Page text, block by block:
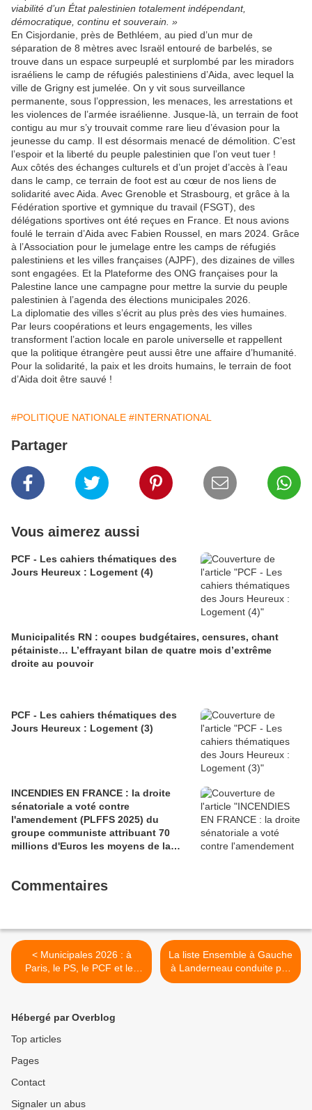
viabilité d’un État palestinien totalement indépendant,
démocratique, continu et souverain. »
En Cisjordanie, près de Bethléem, au pied d’un mur de
séparation de 8 mètres avec Israël entouré de barbelés, se
trouve dans un espace surpeuplé et surplombé par les miradors
israéliens le camp de réfugiés palestiniens d’Aida, avec lequel la
ville de Grigny est jumelée. On y vit sous surveillance
permanente, sous l’oppression, les menaces, les arrestations et
les violences de l’armée israélienne. Jusque-là, un terrain de foot
contigu au mur s’y trouvait comme rare lieu d’évasion pour la
jeunesse du camp. Il est désormais menacé de démolition. C’est
l’espoir et la liberté du peuple palestinien que l’on veut tuer !
Aux côtés des échanges culturels et d’un projet d’accès à l’eau
dans le camp, ce terrain de foot est au cœur de nos liens de
solidarité avec Aida. Avec Grenoble et Strasbourg, et grâce à la
Fédération sportive et gymnique du travail (FSGT), des
délégations sportives ont été reçues en France. Et nous avions
foulé le terrain d’Aida avec Fabien Roussel, en mars 2024. Grâce
à l’Association pour le jumelage entre les camps de réfugiés
palestiniens et les villes françaises (AJPF), des dizaines de villes
sont engagées. Et la Plateforme des ONG françaises pour la
Palestine lance une campagne pour mettre la survie du peuple
palestinien à l’agenda des élections municipales 2026.
La diplomatie des villes s’écrit au plus près des vies humaines.
Par leurs coopérations et leurs engagements, les villes
transforment l’action locale en parole universelle et rappellent
que la politique étrangère peut aussi être une affaire d’humanité.
Pour la solidarité, la paix et les droits humains, le terrain de foot
d’Aida doit être sauvé !
#POLITIQUE NATIONALE #INTERNATIONAL
Partager
Vous aimerez aussi
PCF - Les cahiers thématiques des
Jours Heureux : Logement (4)
Municipalités RN : coupes budgétaires, censures, chant
pétainiste… L’effrayant bilan de quatre mois d’extrême
droite au pouvoir
PCF - Les cahiers thématiques des
Jours Heureux : Logement (3)
INCENDIES EN FRANCE : la droite
sénatoriale a voté contre
l'amendement (PLFFS 2025) du
groupe communiste attribuant 70
millions d'Euros les moyens de la
Commentaires
< Municipales 2026 : à
Paris, le PS, le PCF et les
Écologistes se mettent
tour - L'Humanité, 18
décembre 2025
La liste Ensemble à Gauche
à Landerneau conduite par
Gladys Grelaud défend
Hébergé par Overblog
Top articles
Pages
Contact
Signaler un abus